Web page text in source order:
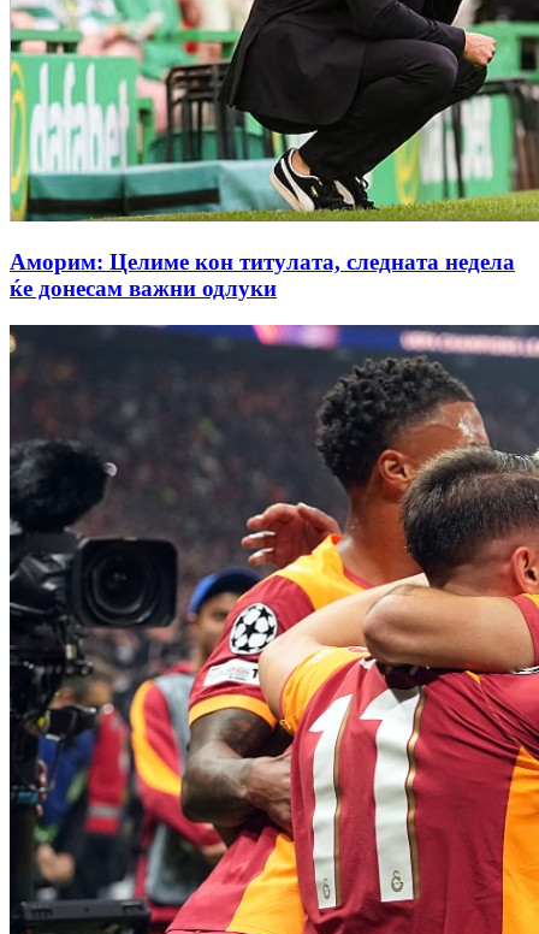
Аморим: Целиме кон титулата, следната недела
ќе донесам важни одлуки